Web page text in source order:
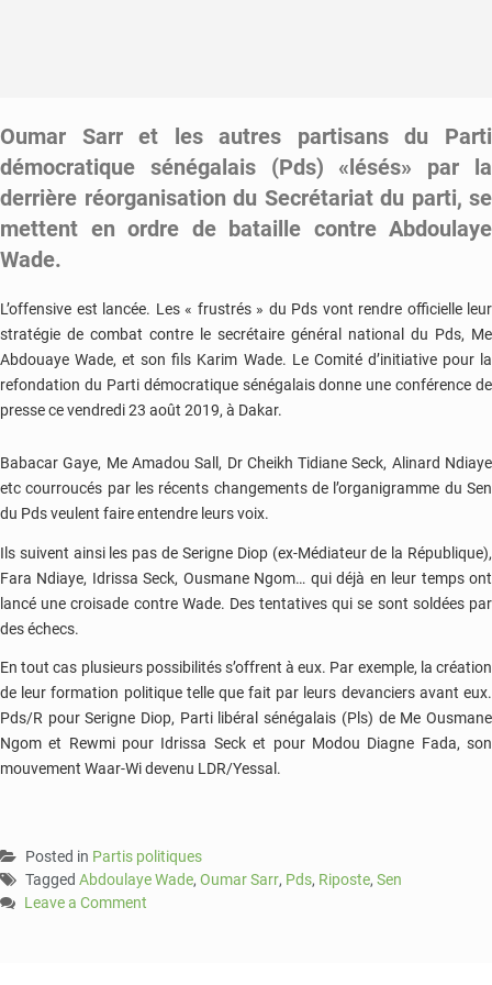
Oumar Sarr et les autres partisans du Parti
démocratique sénégalais (Pds) «lésés» par la
derrière réorganisation du Secrétariat du parti, se
mettent en ordre de bataille contre Abdoulaye
Wade.
L’offensive est lancée. Les « frustrés » du Pds vont rendre officielle leur
stratégie de combat contre le secrétaire général national du Pds, Me
Abdouaye Wade, et son fils Karim Wade. Le Comité d’initiative pour la
refondation du Parti démocratique sénégalais donne une conférence de
presse ce vendredi 23 août 2019, à Dakar.
Babacar Gaye, Me Amadou Sall, Dr Cheikh Tidiane Seck, Alinard Ndiaye
etc courroucés par les récents changements de l’organigramme du Sen
du Pds veulent faire entendre leurs voix.
Ils suivent ainsi les pas de Serigne Diop (ex-Médiateur de la République),
Fara Ndiaye, Idrissa Seck, Ousmane Ngom… qui déjà en leur temps ont
lancé une croisade contre Wade. Des tentatives qui se sont soldées par
des échecs.
En tout cas plusieurs possibilités s’offrent à eux. Par exemple, la création
de leur formation politique telle que fait par leurs devanciers avant eux.
Pds/R pour Serigne Diop, Parti libéral sénégalais (Pls) de Me Ousmane
Ngom et Rewmi pour Idrissa Seck et pour Modou Diagne Fada, son
mouvement Waar-Wi devenu LDR/Yessal.
Posted in Partis politiques
Tagged Abdoulaye Wade, Oumar Sarr, Pds, Riposte, Sen
Leave a Comment